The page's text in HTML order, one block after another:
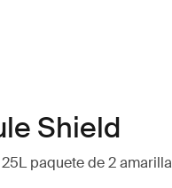
Shield
paquete de 2 amarilla